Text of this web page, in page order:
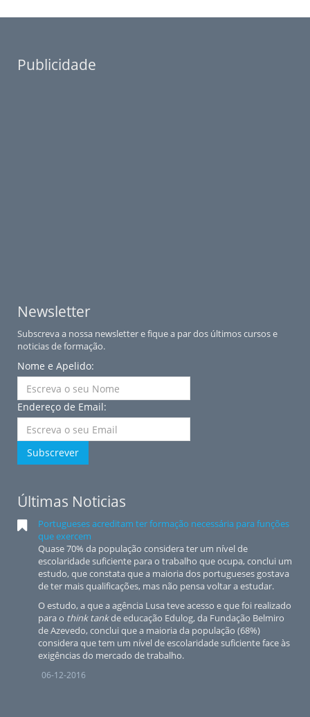
Publicidade
Newsletter
Subscreva a nossa newsletter e fique a par dos últimos cursos e
noticias de formação.
Nome e Apelido:
Endereço de Email:
Subscrever
Últimas Noticias
Portugueses acreditam ter formação necessária para funções
que exercem
Quase 70% da população considera ter um nível de
escolaridade suficiente para o trabalho que ocupa, conclui um
estudo, que constata que a maioria dos portugueses gostava
de ter mais qualificações, mas não pensa voltar a estudar.
O estudo, a que a agência Lusa teve acesso e que foi realizado
para o think tankde educação Edulog, da Fundação Belmiro
de Azevedo, conclui que a maioria da população (68%)
considera que tem um nível de escolaridade suficiente face às
exigências do mercado de trabalho.
06-12-2016